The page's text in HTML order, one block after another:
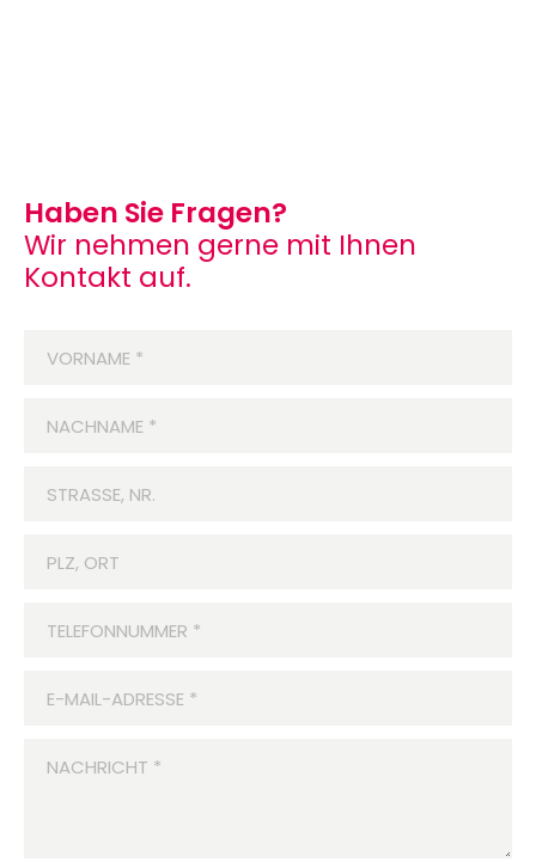
Haben Sie Fragen?
Wir nehmen gerne mit Ihnen
Kontakt auf.
VORNAME *
NACHNAME *
STRASSE, NR.
PLZ, ORT
TELEFONNUMMER *
E-MAIL-ADRESSE *
NACHRICHT *